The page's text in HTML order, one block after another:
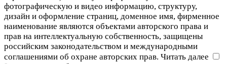
фотографическую и видео информацию, структуру,
дизайн и оформление страниц, доменное имя, фирменное
наименование являются объектами авторского права и
прав на интеллектуальную собственность, защищены
российским законодательством и международными
соглашениями об охране авторских прав. Читать далее